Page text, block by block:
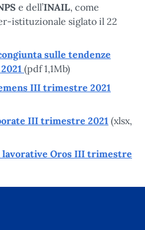
e dell’INAIL, come
istituzionale siglato il 22
sulle tendenze
(pdf 1,1Mb)
III trimestre 2021
III trimestre 2021 (xlsx,
Oros III trimestre